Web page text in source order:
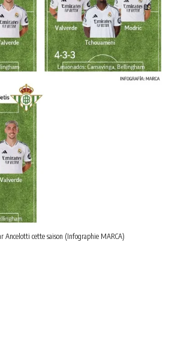
Ancelotti cette saison (Infographie MARCA)